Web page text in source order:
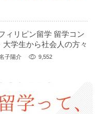
ィリピン留学 留学コン
学生から社会人の方々
にフィリピン留学を
固定観念があり、会社
、どこか現実逃避のよ
子陽介 9,552